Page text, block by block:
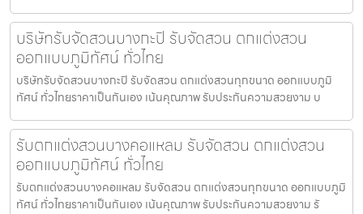
บริษัทรับจัดสวนบางกะปิ รับจัดสวน ตกแต่งสวน
ออกแบบภูมิทัศน์ ทั่วไทย
บริษัทรับจัดสวนบางกะปิ รับจัดสวน ตกแต่งสวนทุกขนาด ออกแบบภูมิ
ทัศน์ ทั่วไทยราคาเป็นกันเอง เน้นคุณภาพ รับประกันความสวยงาม บ
รับตกแต่งสวนบางคอแหลม รับจัดสวน ตกแต่งสวน
ออกแบบภูมิทัศน์ ทั่วไทย
รับตกแต่งสวนบางคอแหลม รับจัดสวน ตกแต่งสวนทุกขนาด ออกแบบภูมิ
ทัศน์ ทั่วไทยราคาเป็นกันเอง เน้นคุณภาพ รับประกันความสวยงาม รั